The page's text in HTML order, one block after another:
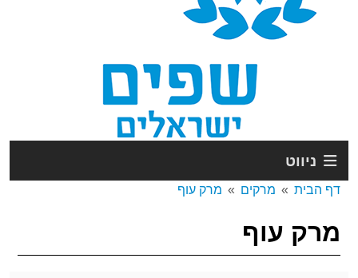
ניווט
דף הבית מרקים מרק עוף
מרק עוף